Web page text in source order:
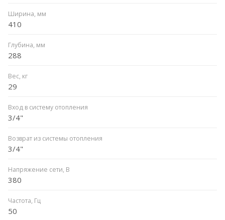
Ширина, мм
410
Глубина, мм
288
Вес, кг
29
Вход в систему отопления
3/4"
Возврат из системы отопления
3/4"
Напряжение сети, В
380
Частота, Гц
50